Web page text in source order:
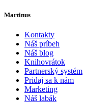
Martinus
Kontakty
Náš príbeh
Náš blog
Knihovrátok
Partnerský systém
Pridaj sa k nám
Marketing
Náš labák